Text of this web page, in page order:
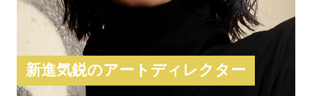
新進気鋭のアートディレクター